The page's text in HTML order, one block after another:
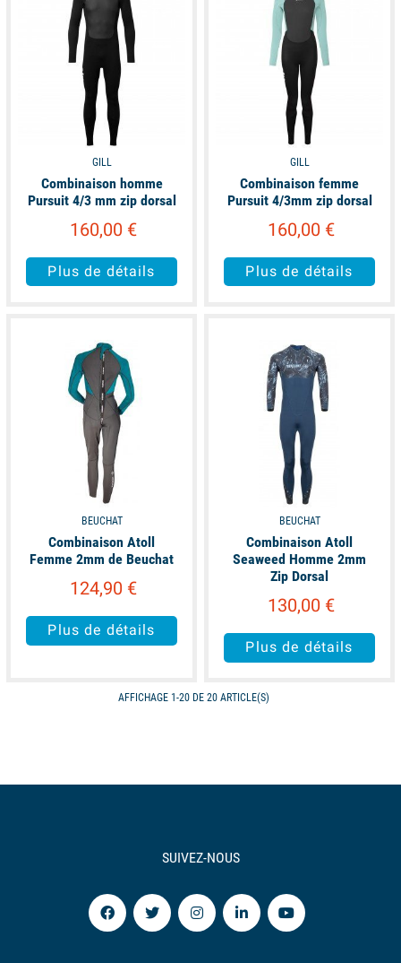
GILL
Combinaison homme
Pursuit 4/3 mm zip dorsal
160,00 €
Plus de détails
GILL
Combinaison femme
Pursuit 4/3mm zip dorsal
160,00 €
Plus de détails
BEUCHAT
Combinaison Atoll
Femme 2mm de Beuchat
124,90 €
Plus de détails
BEUCHAT
Combinaison Atoll
Seaweed Homme 2mm
Zip Dorsal
130,00 €
Plus de détails
AFFICHAGE 1-20 DE 20 ARTICLE(S)
SUIVEZ-NOUS